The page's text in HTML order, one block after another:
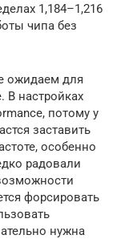
1,184–1,216
чипа без
ожидаем для
В настройках
потому у
заставить
особенно
радовали
форсировать
нужна